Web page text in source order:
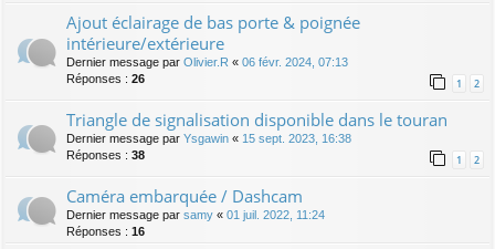
Ajout éclairage de bas porte & poignée
intérieure/extérieure
Dernier message par Olivier.R « 06 févr. 2024, 07:13
Réponses : 26 1 2
Triangle de signalisation disponible dans le touran
Dernier message par Ysgawin « 15 sept. 2023, 16:38
Réponses : 38 1 2
Caméra embarquée / Dashcam
Dernier message par samy « 01 juil. 2022, 11:24
Réponses : 16